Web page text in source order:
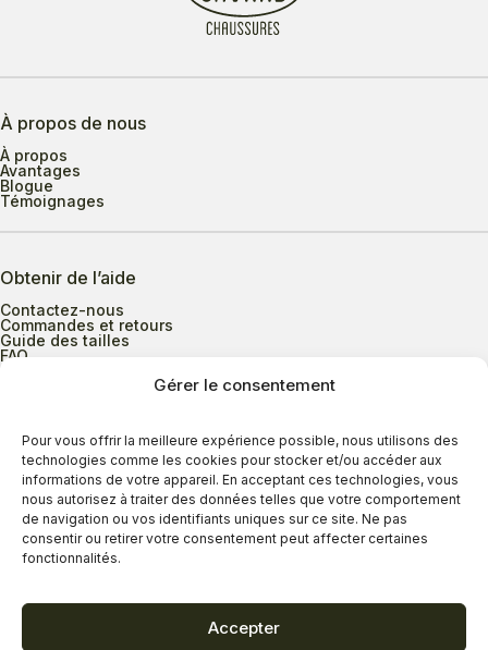
Gérer le consentement
Pour vous offrir la meilleure expérience possible, nous utilisons des
technologies comme les cookies pour stocker et/ou accéder aux
informations de votre appareil. En acceptant ces technologies, vous
nous autorisez à traiter des données telles que votre comportement
de navigation ou vos identifiants uniques sur ce site. Ne pas
consentir ou retirer votre consentement peut affecter certaines
fonctionnalités.
Accepter
À propos de nous
À propos
Avantages
Blogue
Témoignages
Obtenir de l’aide
Contactez-nous
Commandes et retours
Guide des tailles
FAQ
Heures d’ouverture
Lundi au mercredi
9h00 à 17h30
Jeudi
9h00 à 20h00
Vendredi
9h00 à 18h00
Dimanche
11h00 à 16h30